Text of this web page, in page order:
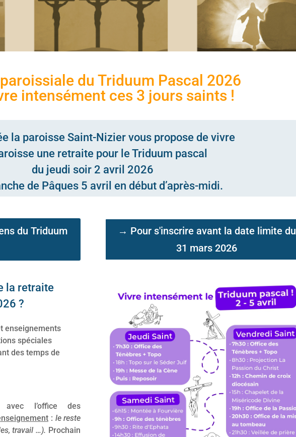
du Triduum Pascal 2026
intensément ces 3 jours saints !
la paroisse Saint-Niziervous propose de vivre
une retraite pour le Triduum pascal
du jeudi soir 2 avril 2026
de Pâques 5 avril en début d’après-midi.
du Triduum
→ Pour s'inscrire avant la date limite du
31 mars 2026
la retraite
?
enseignements
spéciales
des temps de
avec l’office des
: le reste
travail …). Prochain